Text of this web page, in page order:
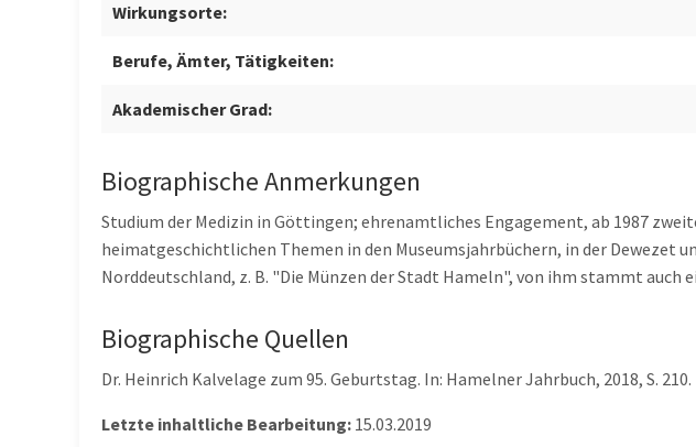
Wirkungsorte:
Berufe, Ämter, Tätigkeiten:
Akademischer Grad:
Biographische Anmerkungen
Studium der Medizin in Göttingen; ehrenamtliches Engagement, ab 1987
heimatgeschichtlichen Themen in den Museumsjahrbüchern, in der Dewezet
Norddeutschland, z. B. "Die Münzen der Stadt Hameln", von ihm stammt
Biographische Quellen
Dr. Heinrich Kalvelage zum 95. Geburtstag. In: Hamelner Jahrbuch, 2018, S. 210.
Letzte inhaltliche Bearbeitung: 15.03.2019